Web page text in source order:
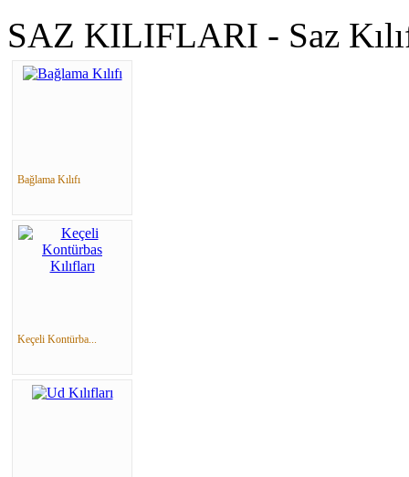
SAZ KILIFLARI - Saz
Bağlama Kılıfı
Keçeli Kontürba...